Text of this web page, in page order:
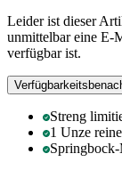
Leider ist dieser
unmittelbar eine E-
verfügbar ist.
Streng
1 Unze